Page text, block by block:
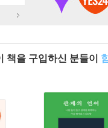
책을 구입하신 분들이